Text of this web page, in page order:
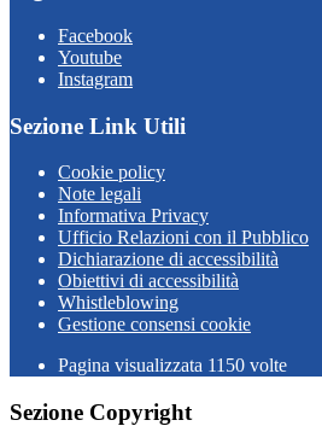
Facebook
Youtube
Instagram
Sezione Link Utili
Cookie policy
Note legali
Informativa Privacy
Ufficio Relazioni con il Pubblico
Dichiarazione di accessibilità
Obiettivi di accessibilità
Whistleblowing
Gestione consensi cookie
Pagina visualizzata 1150 volte
Sezione Copyright